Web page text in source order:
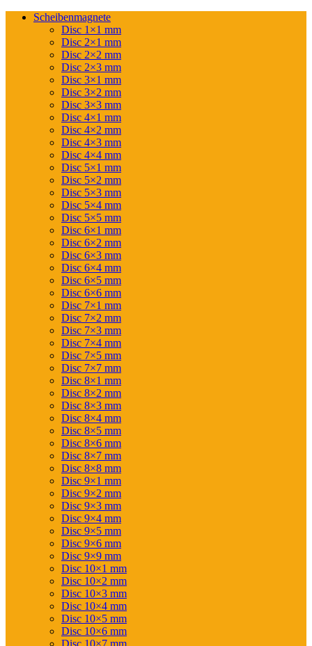
Scheibenmagnete
Disc 1×1 mm
Disc 2×1 mm
Disc 2×2 mm
Disc 2×3 mm
Disc 3×1 mm
Disc 3×2 mm
Disc 3×3 mm
Disc 4×1 mm
Disc 4×2 mm
Disc 4×3 mm
Disc 4×4 mm
Disc 5×1 mm
Disc 5×2 mm
Disc 5×3 mm
Disc 5×4 mm
Disc 5×5 mm
Disc 6×1 mm
Disc 6×2 mm
Disc 6×3 mm
Disc 6×4 mm
Disc 6×5 mm
Disc 6×6 mm
Disc 7×1 mm
Disc 7×2 mm
Disc 7×3 mm
Disc 7×4 mm
Disc 7×5 mm
Disc 7×7 mm
Disc 8×1 mm
Disc 8×2 mm
Disc 8×3 mm
Disc 8×4 mm
Disc 8×5 mm
Disc 8×6 mm
Disc 8×7 mm
Disc 8×8 mm
Disc 9×1 mm
Disc 9×2 mm
Disc 9×3 mm
Disc 9×4 mm
Disc 9×5 mm
Disc 9×6 mm
Disc 9×9 mm
Disc 10×1 mm
Disc 10×2 mm
Disc 10×3 mm
Disc 10×4 mm
Disc 10×5 mm
Disc 10×6 mm
Disc 10×7 mm